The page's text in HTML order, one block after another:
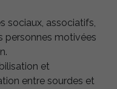
sociaux, associatifs,
personnes motivées
et
entre sourdes et